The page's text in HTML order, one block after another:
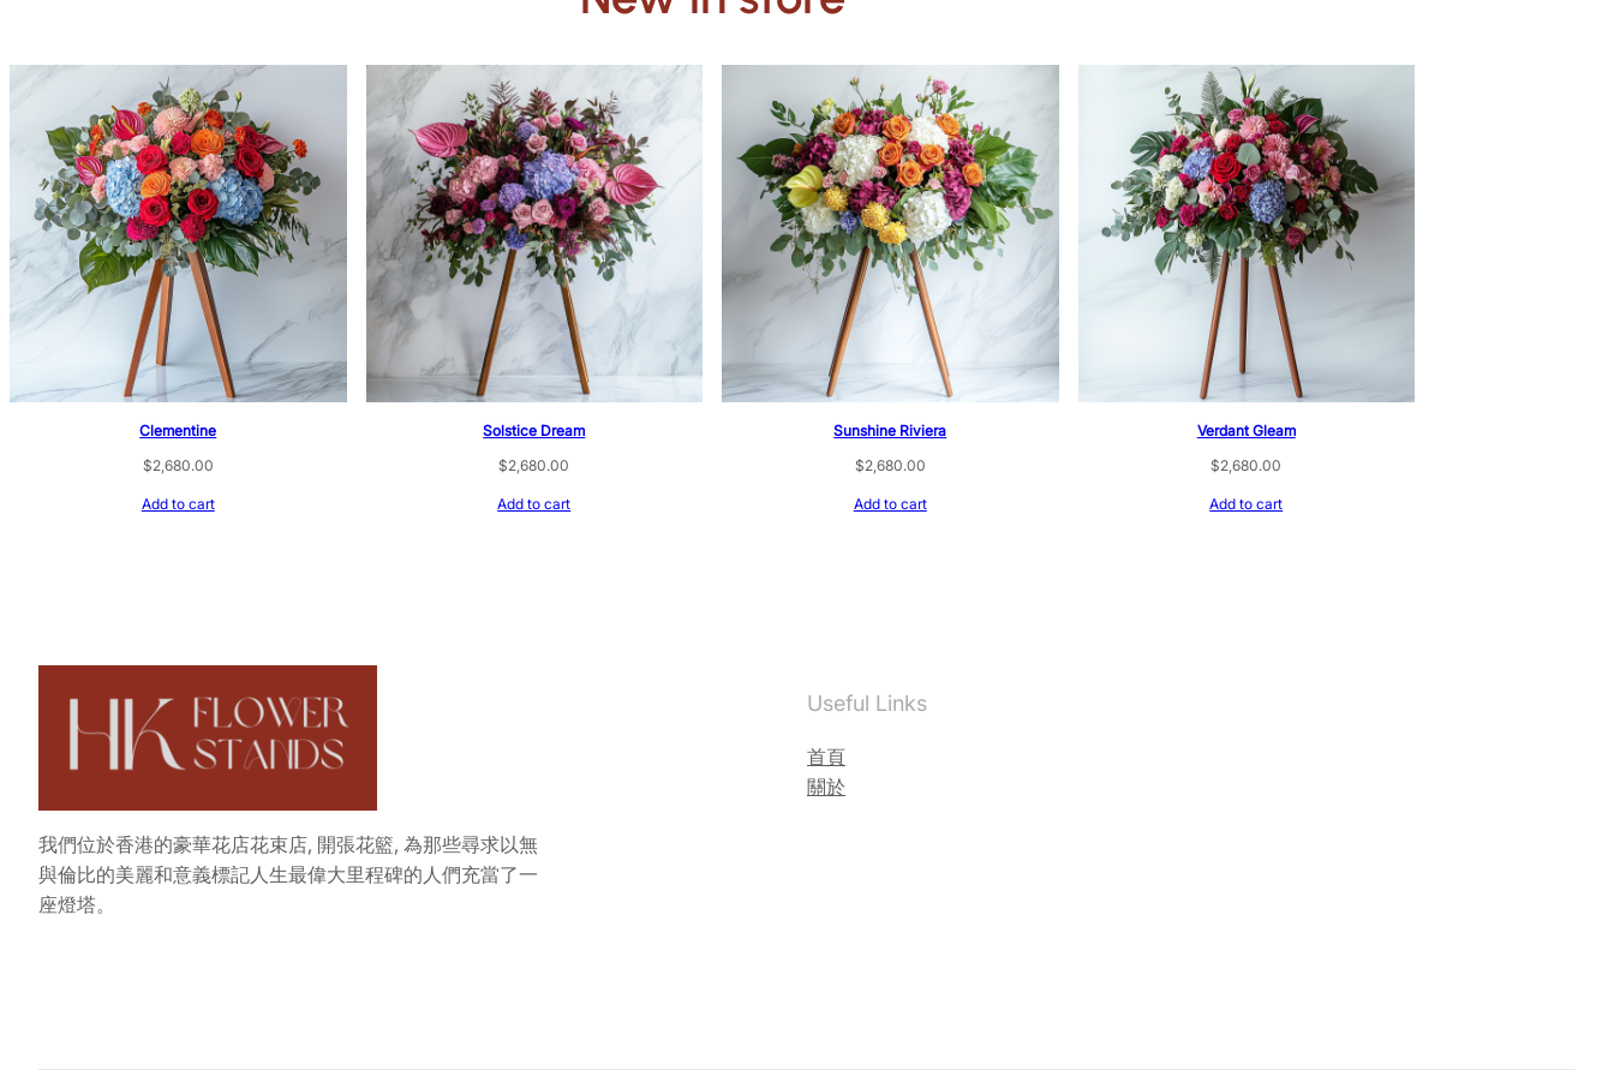
Clementine
$2,680.00
Add to cart
Solstice Dream
$2,680.00
Add to cart
Sunshine Riviera
$2,680.00
Add to cart
Verdant Gleam
$2,680.00
Add to cart
我們位於香港的豪華花店花束店, 開張花籃, 為那些尋求以無
與倫比的美麗和意義標記人生最偉大里程碑的人們充當了一
座燈塔。
Useful Links
首頁
關於